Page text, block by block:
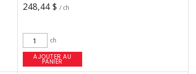
248,44 $ / ch
ch
AJOUTER AU
PANIER